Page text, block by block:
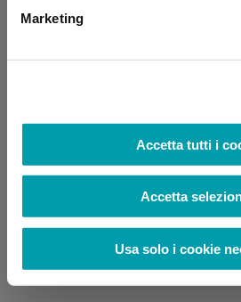
Marketing
Accetta tutti i
Accetta
Usa solo i cookie